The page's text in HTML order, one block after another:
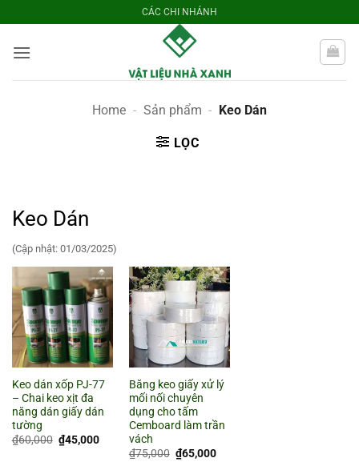
qua
nội
CÁC CHI NHÁNH
Home - Sản phẩm - Keo Dán
LỌC
Keo Dán
(Cập nhật: 01/03/2025)
Keo dán xốp PJ-77
– Chai keo xịt đa
năng dán giấy dán
tường
₫60,000 Giá
gốc
₫45,000Giá
Băng keo giấy xử lý
mối nối chuyên
dụng cho tấm
Cemboard làm trần
vách
₫75,000 Giá
gốc
₫65,000Giá